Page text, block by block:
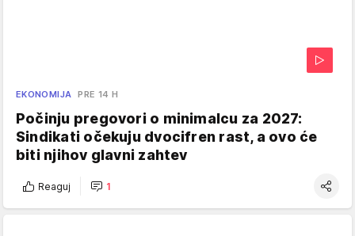
EKONOMIJA PRE 14 H
Počinju pregovori o minimalcu za 2027:
Sindikati očekuju dvocifren rast, a ovo će
biti njihov glavni zahtev
Reaguj 1